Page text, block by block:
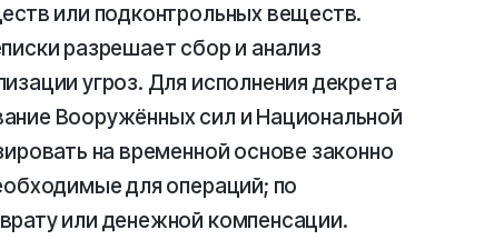
или подконтрольных веществ.
разрешает сбор и анализ
угроз. Для исполнения декрета
Вооружённых сил и Национальной
на временной основе законно
для операций; по
или денежной компенсации.